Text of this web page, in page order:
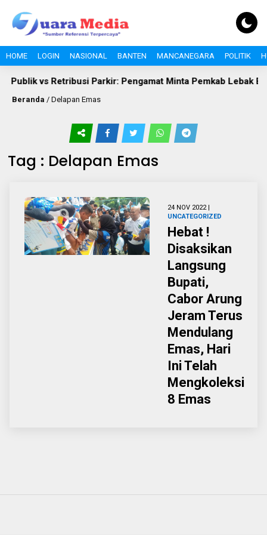
HOME LOGIN NASIONAL BANTEN MANCANEGARA POLITIK
Publik vs Retribusi Parkir: Pengamat Minta Pemkab Lebak
Beranda / Delapan Emas
Tag : Delapan Emas
24 NOV 2022 |
UNCATEGORIZED
Hebat !
Disaksikan
Langsung
Bupati,
Cabor Arung
Jeram Terus
Mendulang
Emas, Hari
Ini Telah
Mengkoleksi
8 Emas